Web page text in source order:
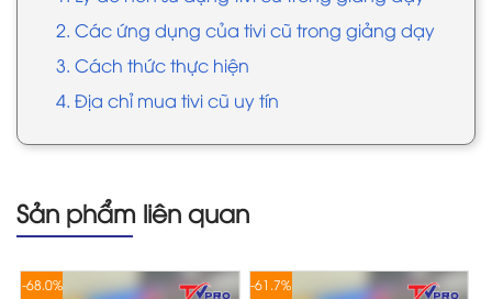
2. Các ứng dụng của tivi cũ trong giảng dạy
3. Cách thức thực hiện
4. Địa chỉ mua tivi cũ uy tín
Sản phẩm liên quan
-68.0% -61.7%